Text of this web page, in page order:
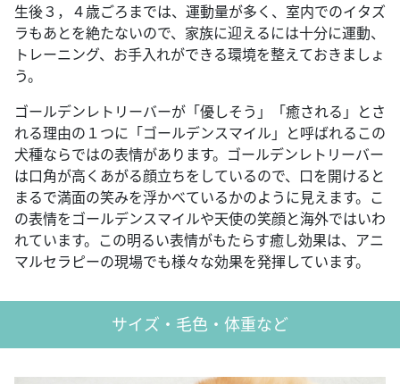
生後３，４歳ごろまでは、運動量が多く、室内でのイタズ
ラもあとを絶たないので、家族に迎えるには十分に運動、
トレーニング、お手入れができる環境を整えておきましょ
う。
ゴールデンレトリーバーが「優しそう」「癒される」とさ
れる理由の１つに「ゴールデンスマイル」と呼ばれるこの
犬種ならではの表情があります。ゴールデンレトリーバー
は口角が高くあがる顔立ちをしているので、口を開けると
まるで満面の笑みを浮かべているかのように見えます。こ
の表情をゴールデンスマイルや天使の笑顔と海外ではいわ
れています。この明るい表情がもたらす癒し効果は、アニ
マルセラピーの現場でも様々な効果を発揮しています。
サイズ・毛色・体重など